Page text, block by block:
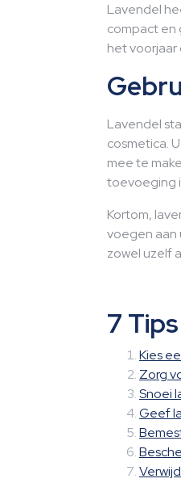
Lavendel
compact en
het voorjaar
Lavendel
cosmetica.
mee te
toevoeging
Kortom,
voegen aan
zowel uzelf
7
Kies
Zorg
Snoei
Geef